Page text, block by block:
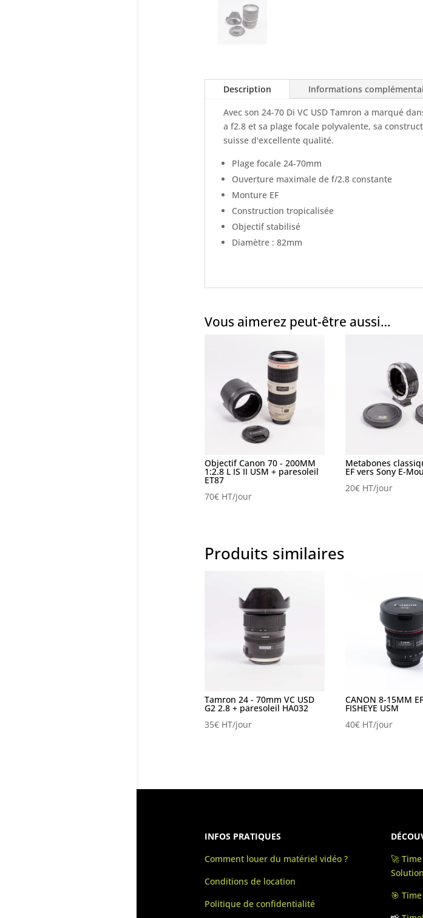
Description
Informations
Avec son 24-70 Di VC USD Tamron a marqué
a f2.8 et sa plage focale polyvalente, sa
suisse d'excellente qualité.
Plage focale 24-70mm
Ouverture maximale de f/2.8 constante
Monture EF
Construction tropicalisée
Objectif stabilisé
Diamètre : 82mm
Vous aimerez peut-être aussi…
Objectif Canon 70 - 200MM
1:2.8 L IS II USM + paresoleil
ET87
70€HT/jour
Metabones
EF vers Sony E-
20€ HT/jour
Produits similaires
Tamron 24 - 70mm VC USD
G2 2.8 + paresoleil HA032
35€HT/jour
CANON 8-15MM
FISHEYE USM
40€ HT/jour
INFOS PRATIQUES
Comment louer du matériel vidéo ?
Conditions de location
Politique de confidentialité
🚀
🎯